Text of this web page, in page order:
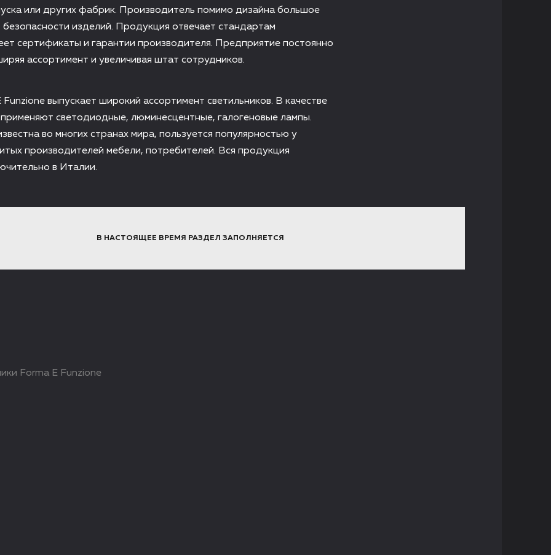
или других фабрик. Производитель помимо дизайна большое
безопасности изделий. Продукция отвечает стандартам
сертификаты и гарантии производителя. Предприятие постоянно
ассортимент и увеличивая штат сотрудников.
Funzione выпускает широкий ассортимент светильников. В качестве
применяют светодиодные, люминесцентные, галогеновые лампы.
во многих странах мира, пользуется популярностью у
производителей мебели, потребителей. Вся продукция
в Италии.
В НАСТОЯЩЕЕ ВРЕМЯ РАЗДЕЛ ЗАПОЛНЯЕТСЯ
Forma E Funzione